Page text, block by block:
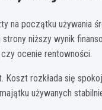
na początku używania
niższy wynik
ocenie rentowności.
rozkłada się
używanych